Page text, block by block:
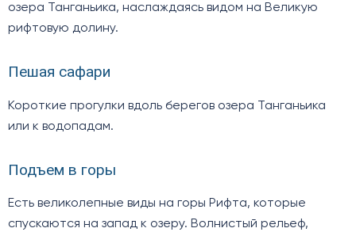
озера Танганьика, наслаждаясь видом на Великую
рифтовую долину.
Пешая сафари
Короткие прогулки вдоль берегов озера Танганьика
или к водопадам.
Подъем в горы
Есть великолепные виды на горы Рифта, которые
спускаются на запад к озеру. Волнистый рельеф,